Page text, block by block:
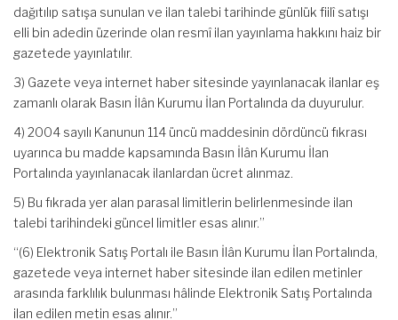
dağıtılıp satışa sunulan ve ilan talebi tarihinde günlük fiilî satışı
elli bin adedin üzerinde olan resmî ilan yayınlama hakkını haiz bir
gazetede yayınlatılır.
3) Gazete veya internet haber sitesinde yayınlanacak ilanlar eş
zamanlı olarak Basın İlân Kurumu İlan Portalında da duyurulur.
4) 2004 sayılı Kanunun 114 üncü maddesinin dördüncü fıkrası
uyarınca bu madde kapsamında Basın İlân Kurumu İlan
Portalında yayınlanacak ilanlardan ücret alınmaz.
5) Bu fıkrada yer alan parasal limitlerin belirlenmesinde ilan
talebi tarihindeki güncel limitler esas alınır.”
“(6) Elektronik Satış Portalı ile Basın İlân Kurumu İlan Portalında,
gazetede veya internet haber sitesinde ilan edilen metinler
arasında farklılık bulunması hâlinde Elektronik Satış Portalında
ilan edilen metin esas alınır.”